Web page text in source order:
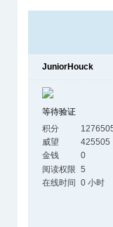
JuniorHouck
等待验证
积分
威望
425505
金钱
0
阅读权限 5
在线时间 0 小时